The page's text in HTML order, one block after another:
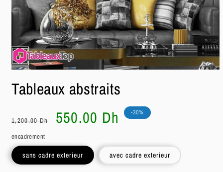
média
fenêtre
modale
Tableaux abstraits
habituel
1,200.00 Dh
Prix
soldé
550.00 Dh -30%
encadrement
sans cadre exterieur avec cadre exterieur